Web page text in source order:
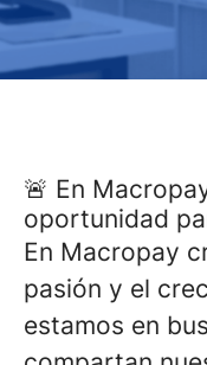
🚨 En
oportunidad
En Macropay
pasión y el
estamos en